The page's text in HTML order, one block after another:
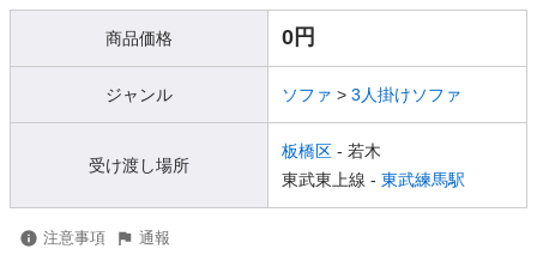
商品価格 0円
ジャンル ソファ > 3人掛けソファ
受け渡し場所
板橋区 - 若木
東武東上線 - 東武練馬駅
注意事項 通報